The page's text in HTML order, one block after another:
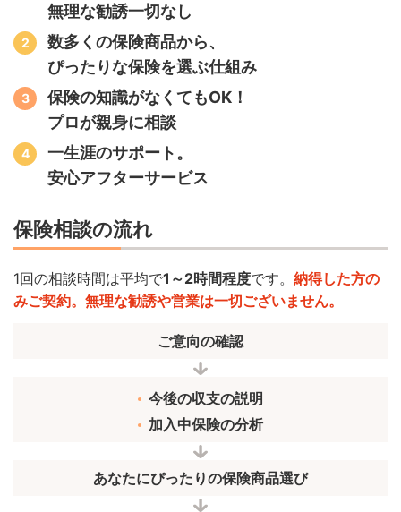
無理な勧誘一切なし
数多くの保険商品から、
ぴったりな保険を選ぶ仕組み
保険の知識がなくてもOK！
プロが親身に相談
一生涯のサポート。
安心アフターサービス
保険相談の流れ
1回の相談時間は平均で1～2時間程度です。 納得した方の
みご契約。無理な勧誘や営業は一切ございません。
ご意向の確認
今後の収支の説明
加入中保険の分析
あなたにぴったりの保険商品選び